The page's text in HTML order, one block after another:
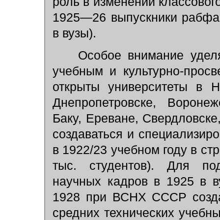
1925—26 выпускники
в вузы).
Особое внимание
учебным и культурно-
открыты университеты в
Днепропетровске,
Баку, Ереване,
создаваться и
в 1922/23 учебном году в
тыс. студентов). Для
научных кадров в 1925 в
1928 при ВСНХ СССР
средних технических